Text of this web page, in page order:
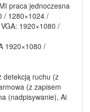
praca jednoczesna
/ 1280×1024 /
1920×1080 /
1920×1080 /
detekcją ruchu (z
(z zapisem
(nadpisywanie), Ai